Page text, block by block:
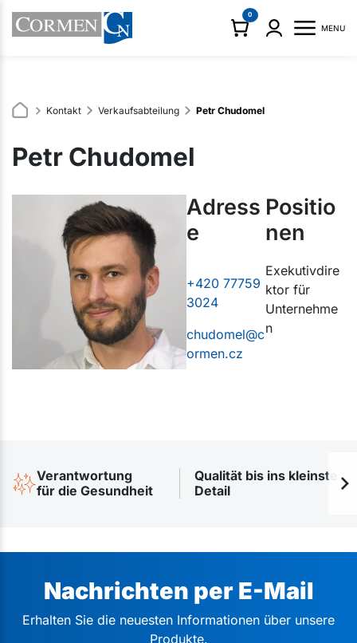
0
MENU
Kontakt Verkaufsabteilung Petr Chudomel
Petr Chudomel
Adress
e
+420 77759
3024
chudomel@c
ormen.cz
Positio
nen
Exekutivdire
ktor für
Unternehme
n
Verantwortung
für die Gesundheit
Qualität bis ins kleinste
Detail
Nachrichten per E-Mail
Erhalten Sie die neuesten Informationen über unsere
Produkte.